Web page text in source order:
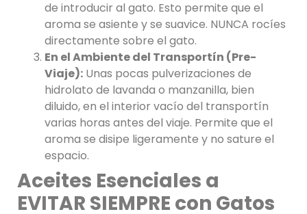
de introducir al gato. Esto permite que el
aroma se asiente y se suavice. NUNCA rocíes
directamente sobre el gato.
En el Ambiente del Transportín (Pre-
Viaje): Unas pocas pulverizaciones de
hidrolato de lavanda o manzanilla, bien
diluido, en el interior vacío del transportín
varias horas antes del viaje. Permite que el
aroma se disipe ligeramente y no sature el
espacio.
Aceites Esenciales a
EVITAR SIEMPRE con Gatos